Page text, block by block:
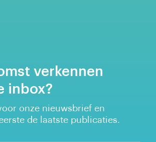
verkennen
inbox?
onze nieuwsbrief en
de laatste publicaties.